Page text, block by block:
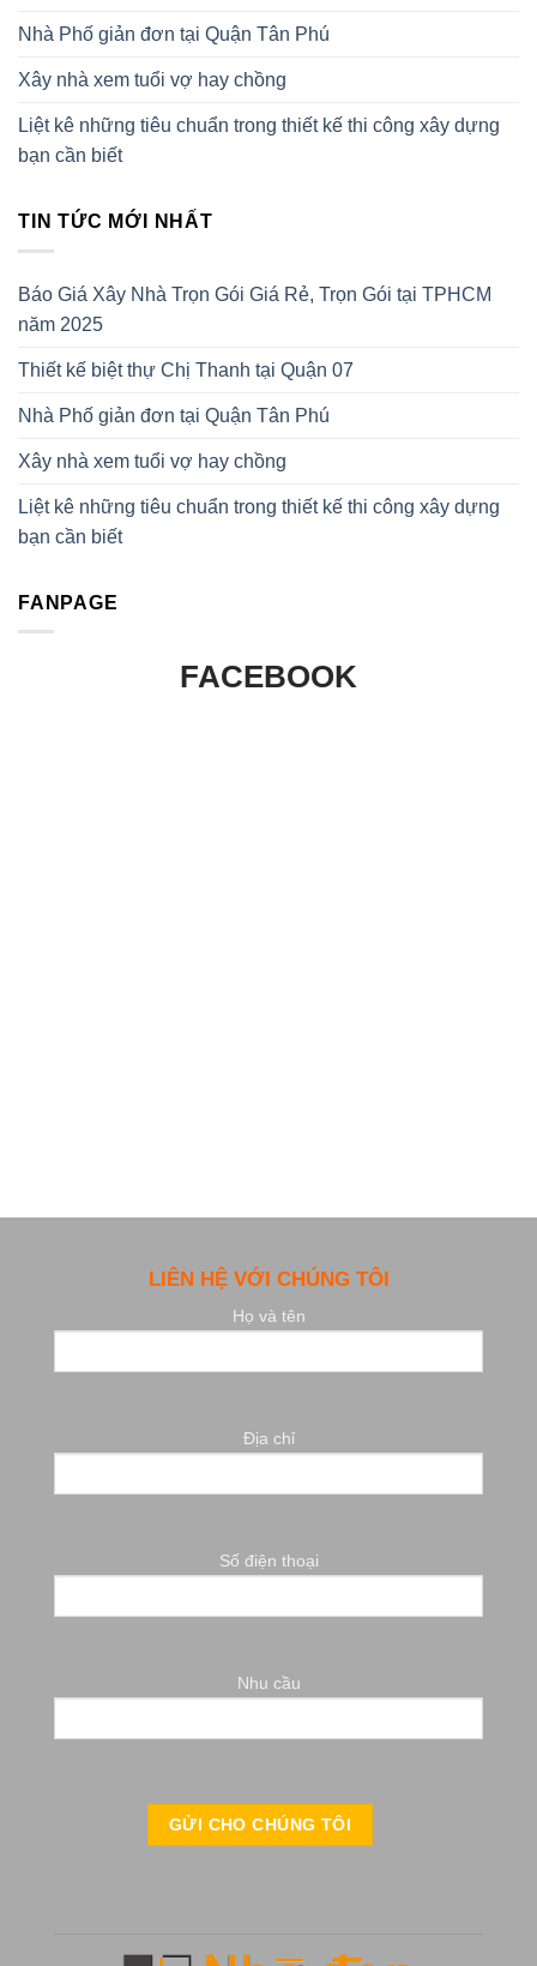
Nhà Phố giản đơn tại Quận Tân Phú
Xây nhà xem tuổi vợ hay chồng
Liệt kê những tiêu chuẩn trong thiết kế thi công xây dựng
bạn cần biết
TIN TỨC MỚI NHẤT
Báo Giá Xây Nhà Trọn Gói Giá Rẻ, Trọn Gói tại TPHCM
năm 2025
Thiết kế biệt thự Chị Thanh tại Quận 07
Nhà Phố giản đơn tại Quận Tân Phú
Xây nhà xem tuổi vợ hay chồng
Liệt kê những tiêu chuẩn trong thiết kế thi công xây dựng
bạn cần biết
FANPAGE
FACEBOOK
LIÊN HỆ VỚI CHÚNG TÔI
Họ và tên
Địa chỉ
Số điện thoại
Nhu cầu